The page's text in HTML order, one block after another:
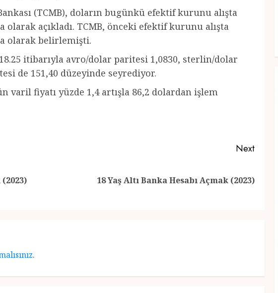
(TCMB), doların bugünkü efektif kurunu alışta
olarak açıkladı. TCMB, önceki efektif kurunu alışta
olarak belirlemişti.
itibarıyla avro/dolar paritesi 1,0830, sterlin/dolar
de 151,40 düzeyinde seyrediyor.
varil fiyatı yüzde 1,4 artışla 86,2 dolardan işlem
Next
18 Yaş Altı Banka Hesabı Açmak (2023)
.